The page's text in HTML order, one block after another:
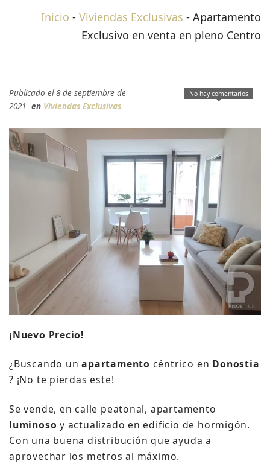
Inicio - Viviendas Exclusivas - Apartamento
Exclusivo en venta en pleno Centro
No hay comentarios
Publicado el 8 de septiembre de
2021 en Viviendas Exclusivas
¡Nuevo Precio!
¿Buscando unapartamento céntrico en Donostia
? ¡No te pierdas este!
Se vende, en calle peatonal, apartamento
luminoso y actualizado en edificio de hormigón.
Con una buena distribución que ayuda a
aprovechar los metros al máximo.